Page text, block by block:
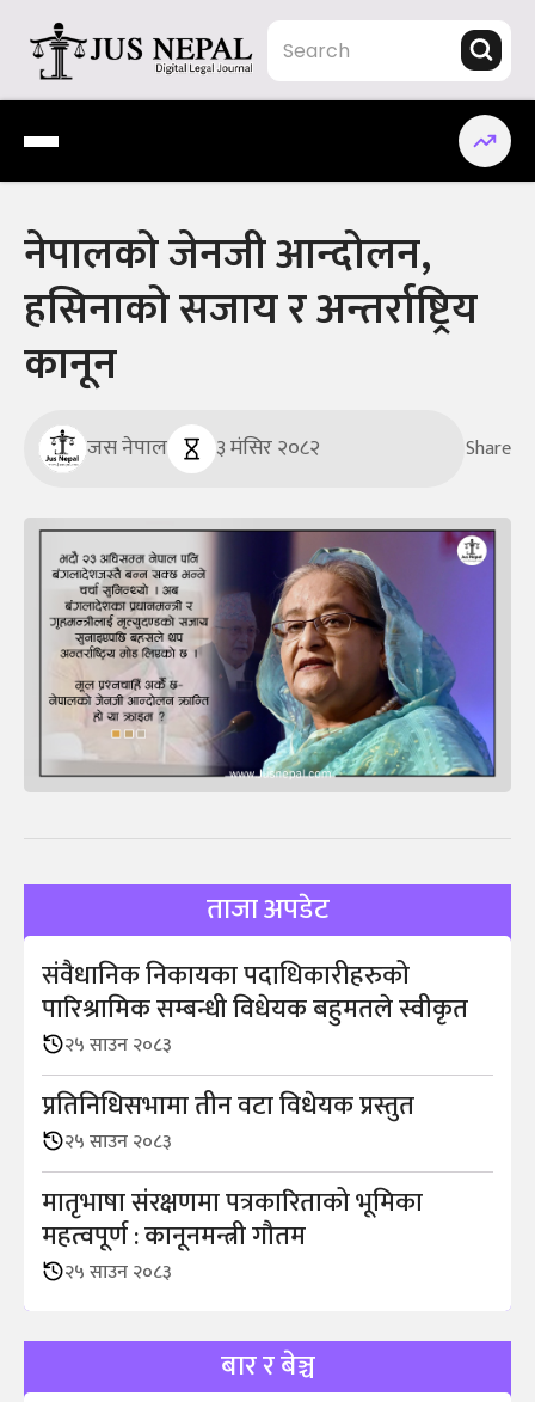
content
Jus Nepal | www.jusnepal.com
Digital Legal Journal
नेपालको जेनजी आन्दोलन,
हसिनाको सजाय र अन्तर्राष्ट्रिय
कानून
जस नेपाल ३ मंसिर २०८२ Share
ताजा अपडेट
संवैधानिक निकायका पदाधिकारीहरुको
पारिश्रामिक सम्बन्धी विधेयक बहुमतले स्वीकृत
२५ साउन २०८३
प्रतिनिधिसभामा तीन वटा विधेयक प्रस्तुत
२५ साउन २०८३
मातृभाषा संरक्षणमा पत्रकारिताको भूमिका
महत्वपूर्ण : कानूनमन्त्री गौतम
२५ साउन २०८३
बार र बेञ्च